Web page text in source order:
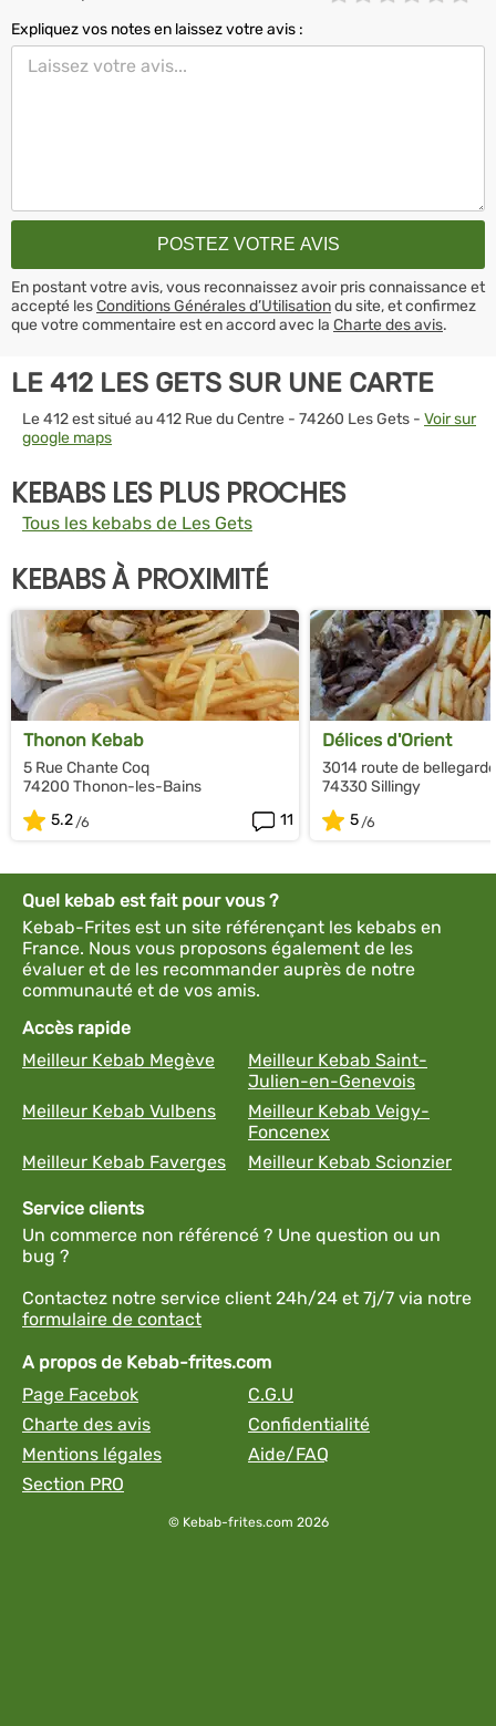
Expliquez vos notes en laissez votre avis :
En postant votre avis, vous reconnaissez avoir pris connaissance et
accepté lesConditions Générales d’Utilisationdu site, et confirmez
que votre commentaire est en accord avec la Charte des avis.
LE 412 LES GETS SUR UNE CARTE
Le 412 est situé au 412 Rue du Centre - 74260 Les Gets - Voir sur
google maps
KEBABS LES PLUS PROCHES
Tous les kebabs de Les Gets
KEBABS À PROXIMITÉ
Thonon Kebab
5 Rue Chante Coq
74200 Thonon-les-Bains
5.2
11
Délices d'Orient
3014 route de bellegarde
74330 Sillingy
5
Quel kebab est fait pour vous ?
Kebab-Frites est un site référençant les kebabs en
France. Nous vous proposons également de les
évaluer et de les recommander auprès de notre
communauté et de vos amis.
Accès rapide
Meilleur Kebab Megève
Meilleur Kebab Saint-
Julien-en-Genevois
Meilleur Kebab Vulbens
Meilleur Kebab Veigy-
Foncenex
Meilleur Kebab Faverges
Meilleur Kebab Scionzier
Service clients
Un commerce non référencé ? Une question ou un
bug ?
Contactez notre service client 24h/24 et 7j/7 via notre
formulaire de contact
A propos de Kebab-frites.com
Page Facebok
C.G.U
Charte des avis
Confidentialité
Mentions légales
Aide/FAQ
Section PRO
© Kebab-frites.com 2026